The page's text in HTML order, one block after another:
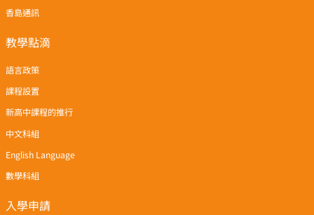
香島通訊
教學點滴
語言政策
課程設置
新高中課程的推行
中文科組
English Language
數學科組
入學申請